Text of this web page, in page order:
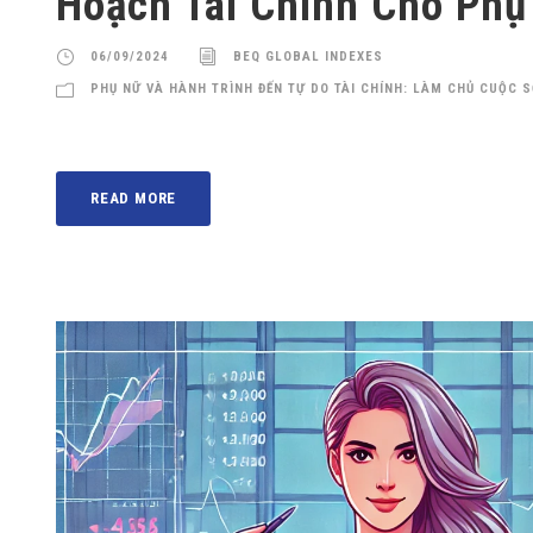
06/09/2024 BEQ GLOBAL INDEXES
PHỤ NỮ VÀ HÀNH TRÌNH ĐẾN TỰ DO TÀI CHÍNH: LÀM CHỦ CUỘC
READ MORE